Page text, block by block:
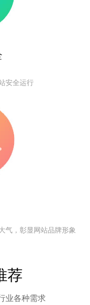
安全运行
气，彰显网站品牌形象
荐
业各种需求